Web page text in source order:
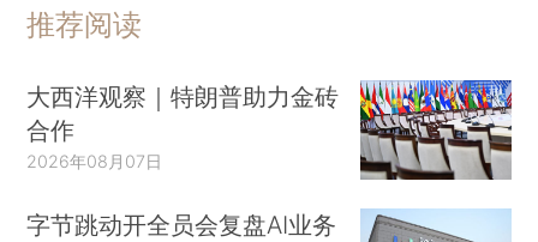
推荐阅读
大西洋观察｜特朗普助力金砖
合作
2026年08月07日
字节跳动开全员会复盘AI业务